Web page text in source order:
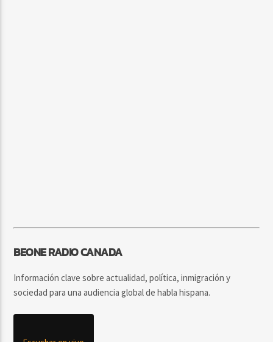
BEONE RADIO CANADA
Información clave sobre actualidad, política, inmigración y
sociedad para una audiencia global de habla hispana.